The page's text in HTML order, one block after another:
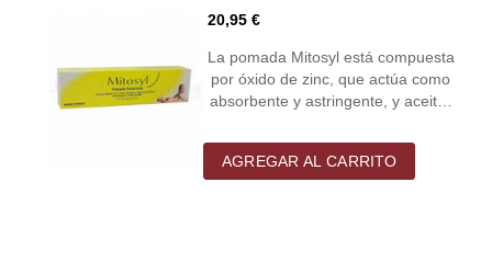
20,95 €
La pomada Mitosyl está compuesta
por óxido de zinc, que actúa como
absorbente y astringente, y aceit…
AGREGAR AL CARRITO